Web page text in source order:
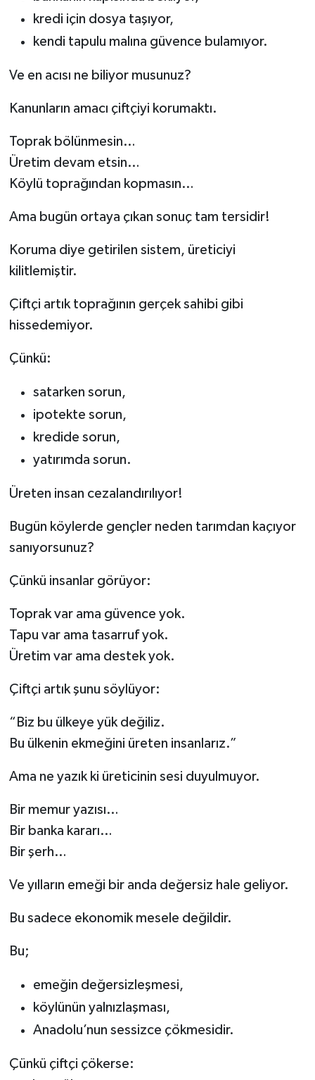
kredi için dosya taşıyor,
kendi tapulu malına güvence bulamıyor.
Ve en acısı ne biliyor musunuz?
Kanunların amacı çiftçiyi korumaktı.
Toprak bölünmesin…
Üretim devam etsin…
Köylü toprağından kopmasın…
Ama bugün ortaya çıkan sonuç tam tersidir!
Koruma diye getirilen sistem, üreticiyi
kilitlemiştir.
Çiftçi artık toprağının gerçek sahibi gibi
hissedemiyor.
Çünkü:
satarken sorun,
ipotekte sorun,
kredide sorun,
yatırımda sorun.
Üreten insan cezalandırılıyor!
Bugün köylerde gençler neden tarımdan kaçıyor
sanıyorsunuz?
Çünkü insanlar görüyor:
Toprak var ama güvence yok.
Tapu var ama tasarruf yok.
Üretim var ama destek yok.
Çiftçi artık şunu söylüyor:
“Biz bu ülkeye yük değiliz.
Bu ülkenin ekmeğini üreten insanlarız.”
Ama ne yazık ki üreticinin sesi duyulmuyor.
Bir memur yazısı…
Bir banka kararı…
Bir şerh…
Ve yılların emeği bir anda değersiz hale geliyor.
Bu sadece ekonomik mesele değildir.
Bu;
emeğin değersizleşmesi,
köylünün yalnızlaşması,
Anadolu’nun sessizce çökmesidir.
Çünkü çiftçi çökerse: